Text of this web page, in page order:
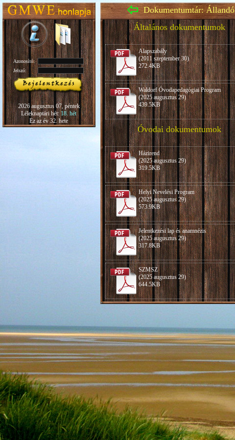
Azonosító:
Jelszó:
2026 augusztus 07, péntek
Léleknaptári hét:18. hét
Ez az év 32. hete
Dokumentumtár: Állandó
Általános dokumentumok
Alapszabály
(2011 szeptember 30)
272.4KB
Waldorf Óvodapedagógiai Program
(2025 augusztus 29)
439.5KB
Óvodai dokumentumok
Házirend
(2025 augusztus 29)
319.5KB
Helyi Nevelési Program
(2025 augusztus 29)
573.9KB
Jelentkezési lap és anamnézis
(2025 augusztus 29)
317.8KB
SZMSZ
(2025 augusztus 29)
644.5KB